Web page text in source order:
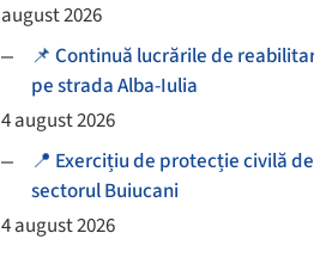
august 2026
📌 Continuă lucrările de
pe strada Alba-Iulia
4 august 2026
📍 Exercițiu de protecție civilă
sectorul Buiucani
4 august 2026